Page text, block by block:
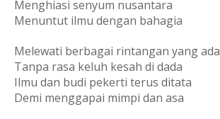
Menghiasi senyum nusantara
Menuntut ilmu dengan bahagia
Melewati berbagai rintangan yang ada
Tanpa rasa keluh kesah di dada
Ilmu dan budi pekerti terus ditata
Demi menggapai mimpi dan asa